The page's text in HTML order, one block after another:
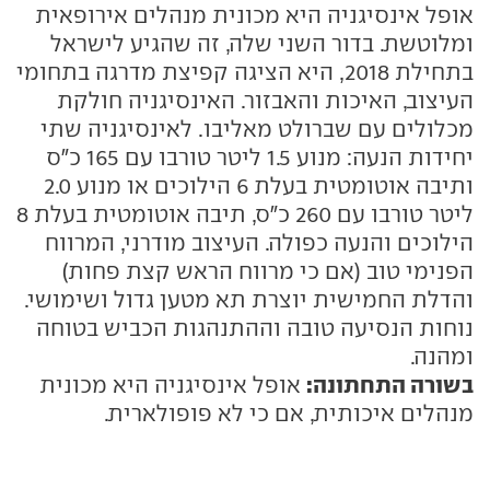
אופל אינסיגניה היא מכונית מנהלים אירופאית
ומלוטשת. בדור השני שלה, זה שהגיע לישראל
בתחילת 2018, היא הציגה קפיצת מדרגה בתחומי
העיצוב, האיכות והאבזור. האינסיגניה חולקת
מכלולים עם שברולט מאליבו. לאינסיגניה שתי
יחידות הנעה: מנוע 1.5 ליטר טורבו עם 165 כ"ס
ותיבה אוטומטית בעלת 6 הילוכים או מנוע 2.0
ליטר טורבו עם 260 כ"ס, תיבה אוטומטית בעלת 8
הילוכים והנעה כפולה. העיצוב מודרני, המרווח
הפנימי טוב (אם כי מרווח הראש קצת פחות)
והדלת החמישית יוצרת תא מטען גדול ושימושי.
נוחות הנסיעה טובה וההתנהגות הכביש בטוחה
ומהנה.
בשורה התחתונה: אופל אינסיגניה היא מכונית
מנהלים איכותית, אם כי לא פופולארית.